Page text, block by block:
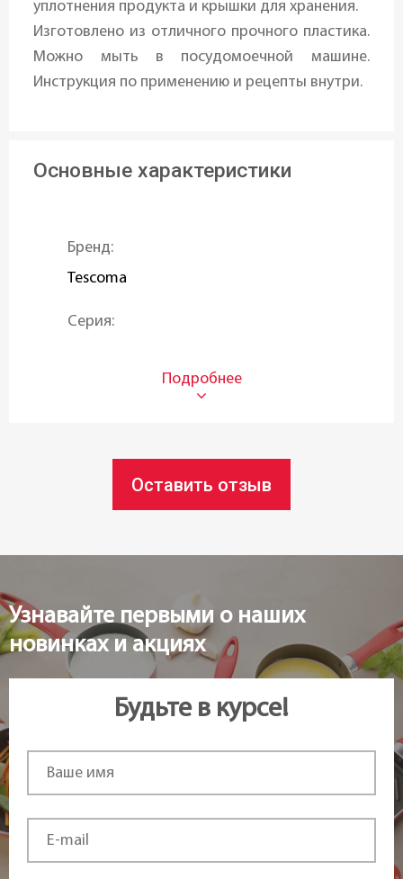
уплотнения продукта и крышки для хранения.
Изготовлено из отличного прочного пластика.
Можно мыть в посудомоечной машине.
Инструкция по применению и рецепты внутри.
Основные характеристики
Бренд:
Tescoma
Серия:
Тип поставки:
Набор
Под заказ
Страна регистрация бренда:
Чехия
Оставить отзыв
Узнавайте первыми о наших
новинках и акциях
Будьте в курсе!